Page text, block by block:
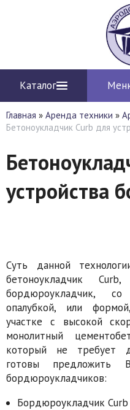
Каталог
Главная » Аренда техники »
Бетоноукладчик Curb для
устройства
Суть данной
бетоноукладчик
бордюроукладчик, со
опалубкой, или
участке с высокой
монолитный
который не требует
готовы предложить
бордюроукладчиков:
Бордюроукладчик